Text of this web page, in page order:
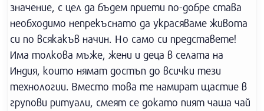
значение, с цел да бъдем приети по-добре става
необходимо непрекъснато да украсяваме живота
си по всякакъв начин. Но само си представете!
Има толкова мъже, жени и деца в селата на
Индия, които нямат достъп до всички тези
технологии. Вместо това те намират щастие в
групови ритуали, смеят се докато пият чаша чай